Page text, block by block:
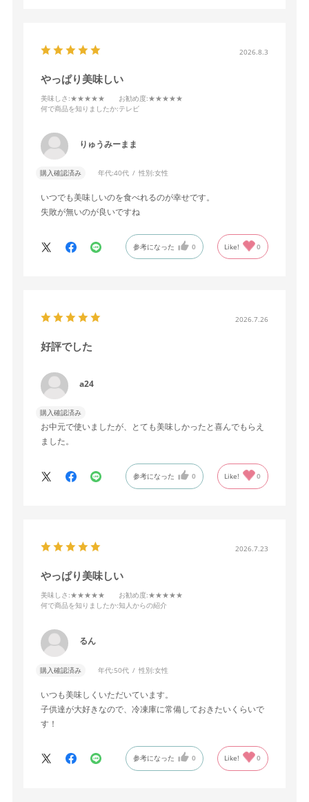
2026.8.3
やっぱり美味しい
美味しさ :★★★★★ お勧め度:★★★★★
何で商品を知りましたか:テレビ
りゅうみーまま
購入確認済み 年代:40代 性別:女性
いつでも美味しいのを食べれるのが幸せです。
失敗が無いのが良いですね
参考になった 0 Like! 0
2026.7.26
好評でした
a24
購入確認済み
お中元で使いましたが、とても美味しかったと喜んでもらえ
ました。
参考になった 0 Like! 0
2026.7.23
やっぱり美味しい
美味しさ :★★★★★ お勧め度:★★★★★
何で商品を知りましたか:知人からの紹介
るん
購入確認済み 年代:50代 性別:女性
いつも美味しくいただいています。
子供達が大好きなので、冷凍庫に常備しておきたいくらいで
す！
参考になった 0 Like! 0